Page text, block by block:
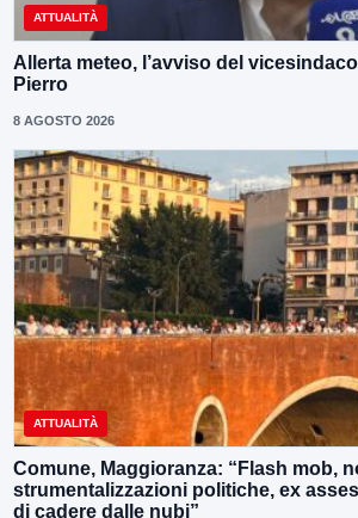
ATTUALITÀ
Allerta meteo, l’avviso del
Pierro
8 AGOSTO 2026
ATTUALITÀ
Comune, Maggioranza: “Flash mob,
strumentalizzazioni politiche, ex
di cadere dalle nubi”